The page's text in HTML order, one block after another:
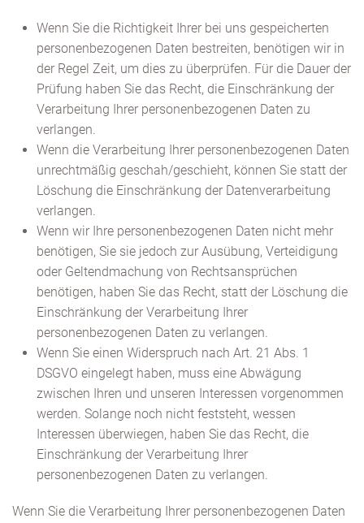
Wenn Sie die Richtigkeit Ihrer bei uns gespeicherten
personenbezogenen Daten bestreiten, benötigen wir in
der Regel Zeit, um dies zu überprüfen. Für die Dauer der
Prüfung haben Sie das Recht, die Einschränkung der
Verarbeitung Ihrer personenbezogenen Daten zu
verlangen.
Wenn die Verarbeitung Ihrer personenbezogenen Daten
unrechtmäßig geschah/geschieht, können Sie statt der
Löschung die Einschränkung der Datenverarbeitung
verlangen.
Wenn wir Ihre personenbezogenen Daten nicht mehr
benötigen, Sie sie jedoch zur Ausübung, Verteidigung
oder Geltendmachung von Rechtsansprüchen
benötigen, haben Sie das Recht, statt der Löschung die
Einschränkung der Verarbeitung Ihrer
personenbezogenen Daten zu verlangen.
Wenn Sie einen Widerspruch nach Art. 21 Abs. 1
DSGVO eingelegt haben, muss eine Abwägung
zwischen Ihren und unseren Interessen vorgenommen
werden. Solange noch nicht feststeht, wessen
Interessen überwiegen, haben Sie das Recht, die
Einschränkung der Verarbeitung Ihrer
personenbezogenen Daten zu verlangen.
Wenn Sie die Verarbeitung Ihrer personenbezogenen Daten